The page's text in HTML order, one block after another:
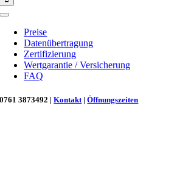
Toggle
Navigation
Preise
Datenübertragung
Zertifizierung
Wertgarantie / Versicherung
FAQ
0761 3873492 |Kontakt |Öffnungszeiten